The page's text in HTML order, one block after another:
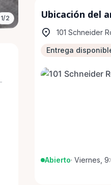
1/2 Ubicación del
101 Schneider
Entrega
Abierto· Viernes,